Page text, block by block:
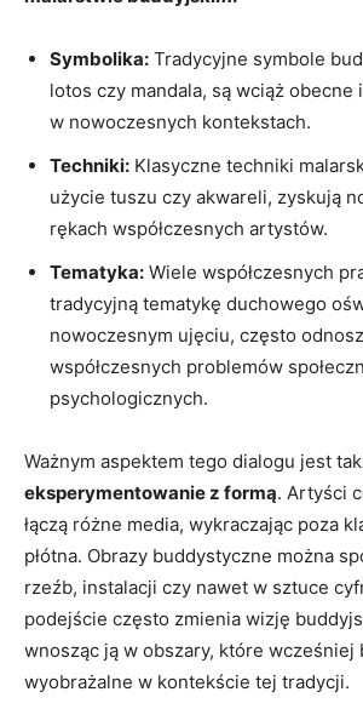
Symbolika: Tradycyjne symbole
lotos czy mandala, są wciąż
w nowoczesnych kontekstach.
Techniki: Klasyczne techniki
użycie tuszu czy akwareli, zyskują
rękach współczesnych artystów.
Tematyka: Wiele współczesnych
tradycyjną tematykę duchowego
nowoczesnym ujęciu, często
współczesnych problemów
psychologicznych.
Ważnym aspektem tego dialogu jest
eksperymentowanie z formą. Artyści
łączą różne media, wykraczając poza
płótna. Obrazy buddystyczne można
rzeźb, instalacji czy nawet w sztuce
podejście często zmienia wizję
wnosząc ją w obszary, które wcześniej
wyobrażalne w kontekście tej tradycji.